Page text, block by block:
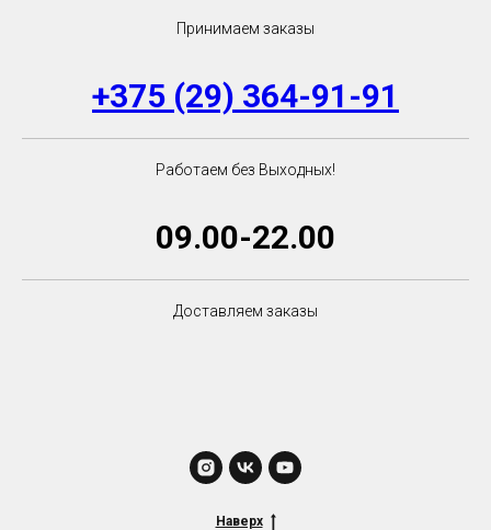
Принимаем заказы
+375 (29) 364-91-91
Работаем без Выходных!
09.00-22.00
Доставляем заказы
Наверх